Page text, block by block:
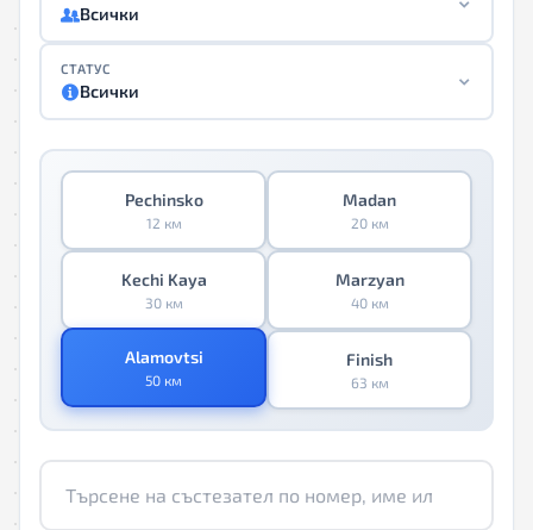
Всички
СТАТУС
Всички
Pechinsko
12 км
Madan
20 км
Kechi Kaya
30 км
Marzyan
40 км
Alamovtsi
50 км
Finish
63 км